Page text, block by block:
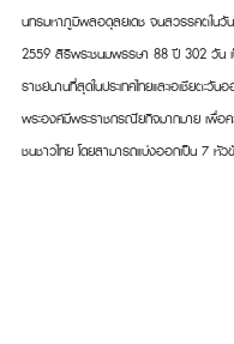
นทรมหาภูมิพลอดุลยเดช จนสวรรคตใน
2559 สิริพระชนมพรรษา 88 ปี 302 วัน
ราชย์นานที่สุดในประเทศไทยและเอเชียตะ
พระองค์มีพระราชกรณียกิจมากมาย เพื่อ
ชนชาวไทย โดยสามารถแบ่งออกเป็น 7 หั